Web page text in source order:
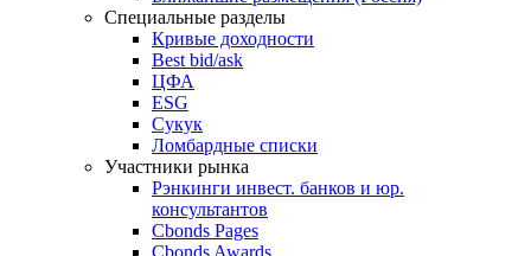
Специальные разделы
Кривые доходности
Best bid/ask
ЦФА
ESG
Сукук
Ломбардные списки
Участники рынка
Рэнкинги инвест. банков и юр.
консультантов
Cbonds Pages
Cbonds Awards